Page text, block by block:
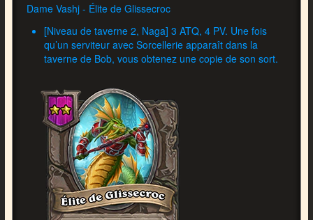
Dame Vashj - Élite de Glissecroc
[Niveau de taverne 2, Naga] 3 ATQ, 4 PV. Une fois
qu’un serviteur avec Sorcellerie apparaît dans la
taverne de Bob, vous obtenez une copie de son sort.